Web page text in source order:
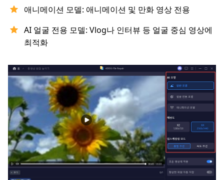
애니메이션 모델: 애니메이션 및 만화 영상 전용
AI 얼굴 전용 모델: Vlog나 인터뷰 등 얼굴 중심 영상에
최적화